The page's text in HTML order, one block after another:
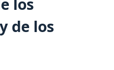
los
de los